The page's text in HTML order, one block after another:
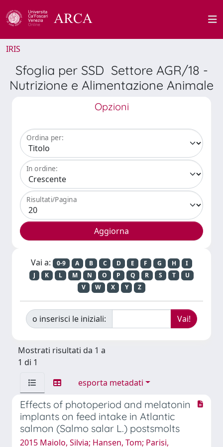
IRIS
Sfoglia per SSD Settore AGR/18 -
Nutrizione e Alimentazione Animale
Opzioni
Ordina per:
In ordine:
Risultati/Pagina
Vai a: 0-9 A B C D E F G H
I
J
K L M N O P Q R S T
U
V
W X Y Z
o inserisci le iniziali:
Mostrati risultati da 1 a
1 di 1
esporta metadati
Effects of photoperiod and melatonin
implants on feed intake in Atlantic
salmon (Salmo salar L.) postsmolts
2015 Maiolo, Silvia; Hansen, Tom; Parisi,